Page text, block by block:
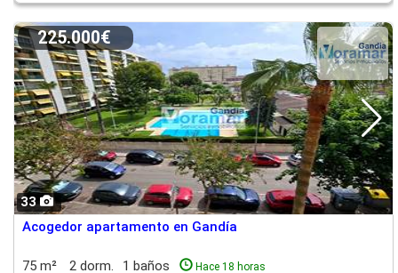
33
225.000€
Acogedor apartamento en Gandía
75 m² 2 dorm. 1 baños Hace 18 horas